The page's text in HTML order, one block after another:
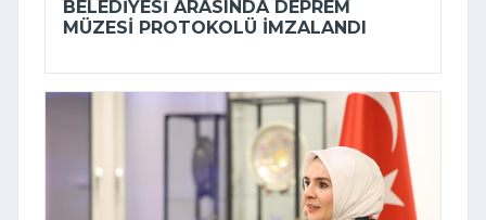
BELEDIYESI ARASINDA DEPREM
MÜZESI PROTOKOLÜ IMZALANDI